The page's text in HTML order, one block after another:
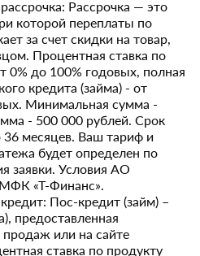
Рассрочка — это
которой переплаты по
за счет скидки на товар,
Процентная ставка по
0% до 100% годовых, полная
кредита (займа) - от
Минимальная сумма -
- 500 000 рублей. Срок
36 месяцев. Ваш тариф и
будет определен по
заявки. Условия АО
«Т-Финанс».
Пос-кредит (займ) –
предоставленная
продаж или на сайте
ставка по продукту